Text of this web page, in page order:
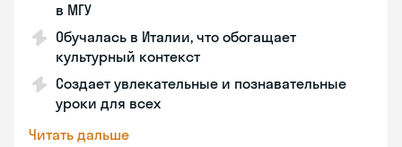
в МГУ
Обучалась в Италии, что обогащает
культурный контекст
Создает увлекательные и познавательные
уроки для всех
Читать дальше